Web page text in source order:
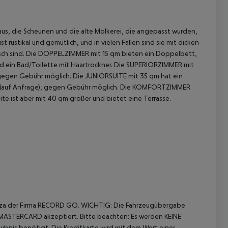
die Scheunen und die alte Molkerei, die angepasst wurden,
rustikal und gemütlich, und in vielen Fällen sind sie mit dicken
sind. Die DOPPELZIMMER mit 15 qm bieten ein Doppelbett,
ein Bad/Toilette mit Haartrockner. Die SUPERIORZIMMER mit
Gebühr möglich. Die JUNIORSUITE mit 35 qm hat ein
Anfrage), gegen Gebühr möglich. Die KOMFORTZIMMER
ist aber mit 40 qm größer und bietet eine Terrasse.
Firma RECORD GO. WICHTIG: Die Fahrzeugübergabe
akzeptiert. Bitte beachten: Es werden KEINE